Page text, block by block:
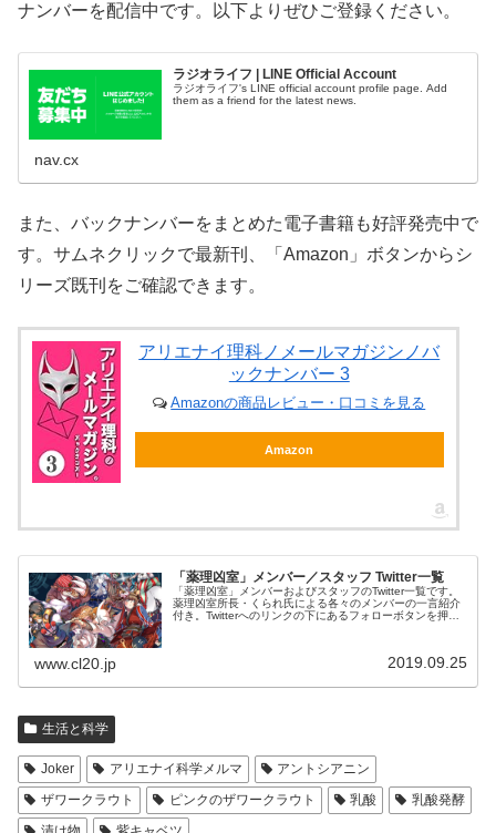
ナンバーを配信中です。以下よりぜひご登録ください。
ラジオライフ | LINE Official Account
ラジオライフ's LINE official account profile page. Add
them as a friend for the latest news.
nav.cx
また、バックナンバーをまとめた電子書籍も好評発売中で
す。サムネクリックで最新刊、「Amazon」ボタンからシ
リーズ既刊をご確認できます。
アリエナイ理科ノメールマガジンノバ
ックナンバー 3
Amazonの商品レビュー・口コミを見る
Amazon
「薬理凶室」メンバー／スタッフ Twitter一覧
「薬理凶室」メンバーおよびスタッフのTwitter一覧です。
薬理凶室所長・くられ氏による各々のメンバーの一言紹介
付き。Twitterへのリンクの下にあるフォローボタンを押す
www.cl20.jp 2019.09.25
生活と科学
Joker アリエナイ科学メルマ
アントシアニン
ザワークラウト
ピンクのザワークラウト 乳酸
乳酸発酵